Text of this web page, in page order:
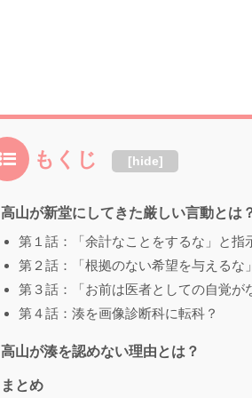
もくじ [hide]
高山が新堂にしてきた厳しい言動とは
第１話：「余計なことをするな」と指
第２話：「根拠のない希望を与えるな」
第３話：「お前は医者としての自覚が
第４話：湊を画像診断科に転科？
高山が湊を認めない理由とは？
まとめ